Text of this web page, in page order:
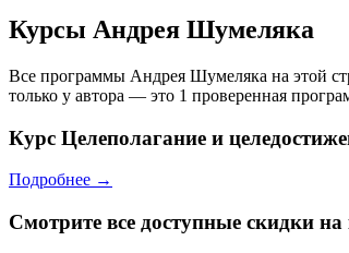
Курсы Андрея Шумеляка
Все программы Андрея Шумеляка на этой
только у автора — это 1 проверенная
Курс Целеполагание и
Подробнее →
Смотрите все доступные скидки